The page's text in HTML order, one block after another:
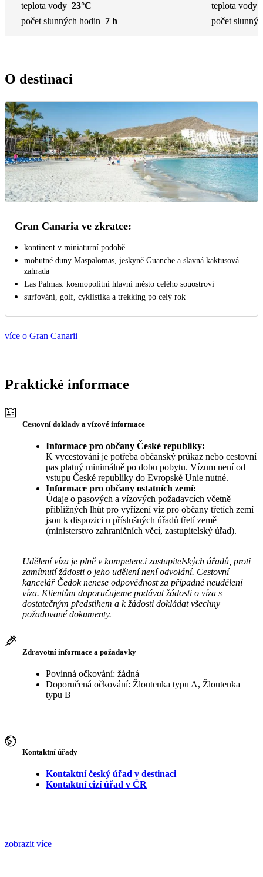
teplota vody 23°C
počet slunných hodin 7 h
teplota vody
počet
O destinaci
Gran Canaria ve zkratce:
kontinent v miniaturní podobě
mohutné duny Maspalomas, jeskyně Guanche a slavná kaktusová
zahrada
Las Palmas: kosmopolitní hlavní město celého souostroví
surfování, golf, cyklistika a trekking po celý rok
více o Gran Canarii
Praktické informace
Cestovní doklady a vízové informace
Informace pro občany České republiky:
K vycestování je potřeba občanský průkaz nebo cestovní
pas platný minimálně po dobu pobytu. Vízum není od
vstupu České republiky do Evropské Unie nutné.
Informace pro občany ostatních zemí:
Údaje o pasových a vízových požadavcích včetně
přibližných lhůt pro vyřízení víz pro občany třetích zemí
jsou k dispozici u příslušných úřadů třetí země
(ministerstvo zahraničních věcí, zastupitelský úřad).
Udělení víza je plně v kompetenci zastupitelských úřadů, proti
zamítnutí žádosti o jeho udělení není odvolání. Cestovní
kancelář Čedok nenese odpovědnost za případné neudělení
víza. Klientům doporučujeme podávat žádosti o víza s
dostatečným předstihem a k žádosti dokládat všechny
požadované dokumenty.
Zdravotní informace a požadavky
Povinná očkování: žádná
Doporučená očkování: Žloutenka typu A, Žloutenka
typu B
Kontaktní úřady
Kontaktní český úřad v destinaci
Kontaktní cizí úřad v ČR
zobrazit více